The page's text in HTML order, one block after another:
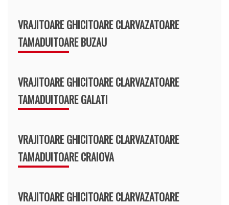
VRAJITOARE GHICITOARE CLARVAZATOARE
TAMADUITOARE BUZAU
VRAJITOARE GHICITOARE CLARVAZATOARE
TAMADUITOARE GALATI
VRAJITOARE GHICITOARE CLARVAZATOARE
TAMADUITOARE CRAIOVA
VRAJITOARE GHICITOARE CLARVAZATOARE